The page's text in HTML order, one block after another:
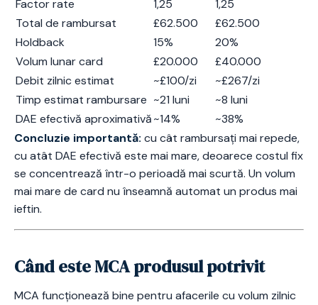
Factor rate 1,25
1,25
Total de rambursat
£62.500
£62.500
Holdback
15%
20%
Volum lunar card
£20.000
£40.000
Debit zilnic estimat
~£100/zi
~£267/zi
Timp estimat rambursare ~21 luni
~8 luni
DAE efectivă aproximativă~14%
~38%
Concluzie importantă: cu cât rambursați mai repede,
cu atât DAE efectivă este mai mare, deoarece costul fix
se concentrează într-o perioadă mai scurtă. Un volum
mai mare de card nu înseamnă automat un produs mai
ieftin.
Când este MCA produsul potrivit
MCA funcționează bine pentru afacerile cu volum zilnic